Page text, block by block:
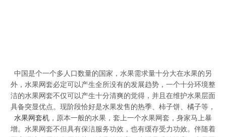
中国是个一个多人口数量的国家，水果需求量十分大在水果的另
外，水果网套必定可以产生全所没有的发展趋势，一个十分环境整
洁的水果网套不仅可以产生十分清爽的觉得，并且在维护水果层面
具备突显优点。现阶段恰好是水果发售的热季、柿子饼、橘子等，
水果网套机 ，原本一般的水果，套上一个水果网套，身家马上暴
增。水果网套不但具有保洁服务功效，也有缓存受力功效。伴随着